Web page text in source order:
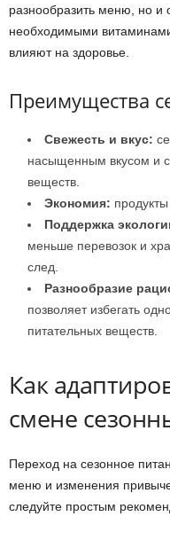
разнообразить меню, но и
необходимыми
влияют на здоровье.
Преимущества
Свежесть и вкус:
насыщенным вкусом и
веществ.
Экономия:
Поддержка
меньше перевозок и
след.
Разнообразие
позволяет избегать
питательных веществ.
Как
смене
Переход на сезонное
меню и изменения
следуйте простым